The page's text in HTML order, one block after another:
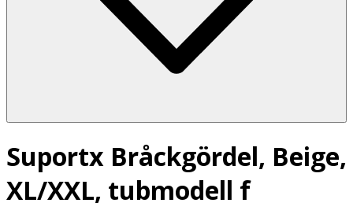
Suportx Bråckgördel, Beige,
XL/XXL, tubmodell f